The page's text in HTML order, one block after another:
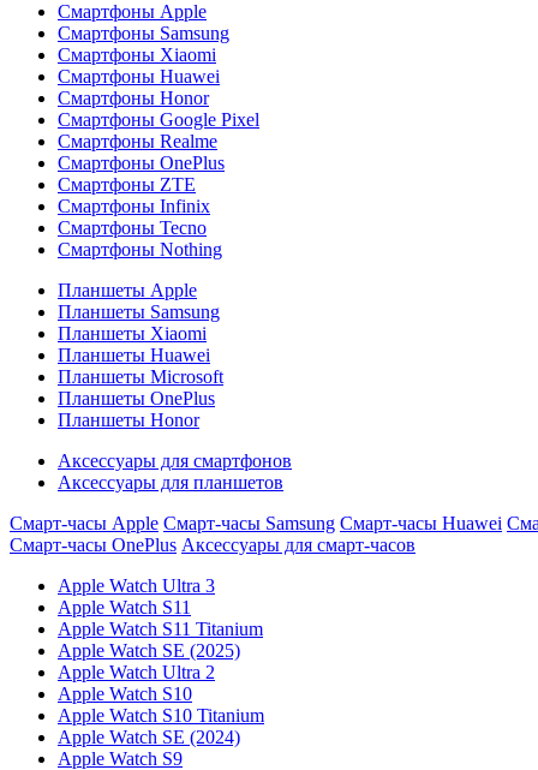
Смартфоны Apple
Смартфоны Samsung
Смартфоны Xiaomi
Смартфоны Huawei
Смартфоны Honor
Смартфоны Google Pixel
Смартфоны Realme
Смартфоны OnePlus
Смартфоны ZTE
Смартфоны Infinix
Смартфоны Tecno
Смартфоны Nothing
Планшеты Apple
Планшеты Samsung
Планшеты Xiaomi
Планшеты Huawei
Планшеты Microsoft
Планшеты OnePlus
Планшеты Honor
Аксессуары для смартфонов
Аксессуары для планшетов
Смарт-часы Apple Смарт-часы Samsung Смарт-часы Huawei
Смарт-часы OnePlus Аксессуары для смарт-часов
Apple Watch Ultra 3
Apple Watch S11
Apple Watch S11 Titanium
Apple Watch SE (2025)
Apple Watch Ultra 2
Apple Watch S10
Apple Watch S10 Titanium
Apple Watch SE (2024)
Apple Watch S9